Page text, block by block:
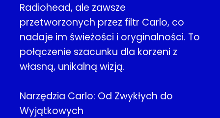
Radiohead, ale zawsze
przetworzonych przez filtr Carlo, co
nadaje im świeżości i oryginalności. To
połączenie szacunku dla korzeni z
własną, unikalną wizją.
Narzędzia Carlo: Od Zwykłych do
Wyjątkowych